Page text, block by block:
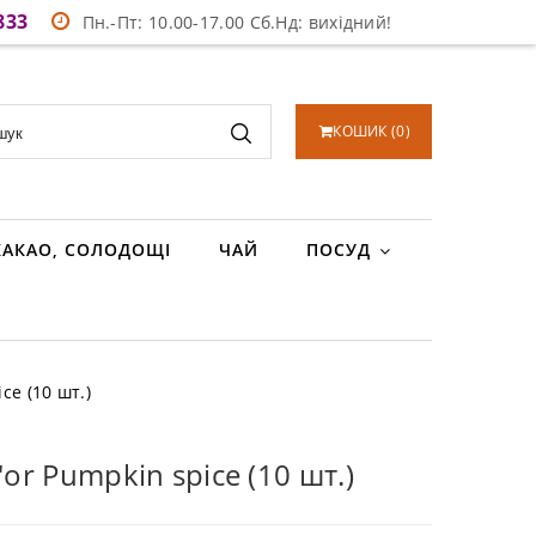
Пн.-Пт: 10.00-17.00 Сб.Нд: вихідний!
КОШИК (0)
СОЛОДОЩІ ЧАЙ ПОСУД
(10 шт.)
Pumpkin spice (10 шт.)